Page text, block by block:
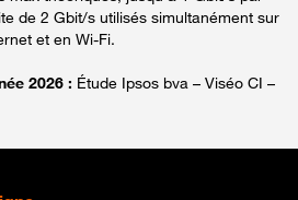
de 2 Gbit/s utilisés simultanément sur
et en Wi-Fi.
2026 : Étude Ipsos bva – Viséo CI –